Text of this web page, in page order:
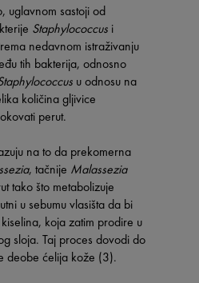
uglavnom sastoji od
Staphylococcus i
nedavnom istraživanju
tih bakterija, odnosno
u odnosu na
količina gljivice
perut.
na to da prekomerna
, tačnije Malassezia
tako što metabolizuje
u sebumu vlasišta da bi
koja zatim prodire u
sloja. Taj proces dovodi do
deobe ćelija kože (3).